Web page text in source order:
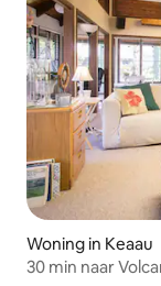
Woning in Keaau
30 min naar